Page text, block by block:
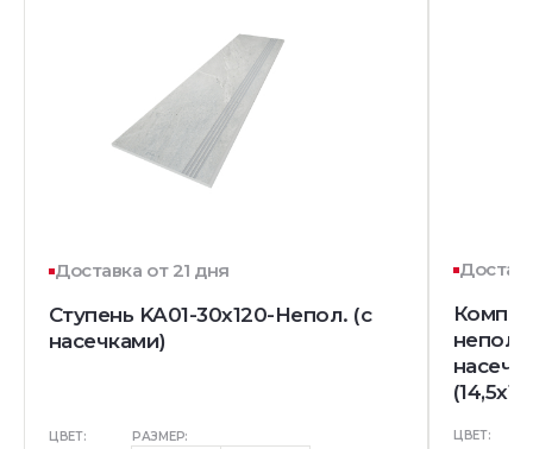
Доставка от 21 дня
Ступень KA01-30x120-Непол. (с
насечками)
ЦВЕТ: РАЗМЕР:
непол.
ЦВЕТ: